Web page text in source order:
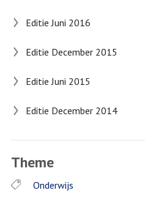
Editie Juni 2016
Editie December 2015
Editie Juni 2015
Editie December 2014
Theme
Onderwijs